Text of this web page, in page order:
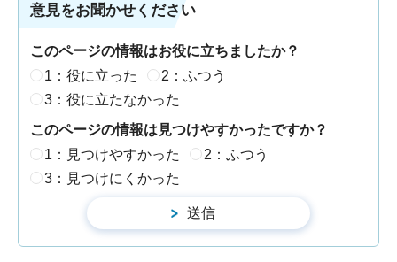
意見をお聞かせください
このページの情報はお役に立ちましたか？
1：役に立った
2：ふつう
3：役に立たなかった
このページの情報は見つけやすかったですか？
1：見つけやすかった
2：ふつう
3：見つけにくかった